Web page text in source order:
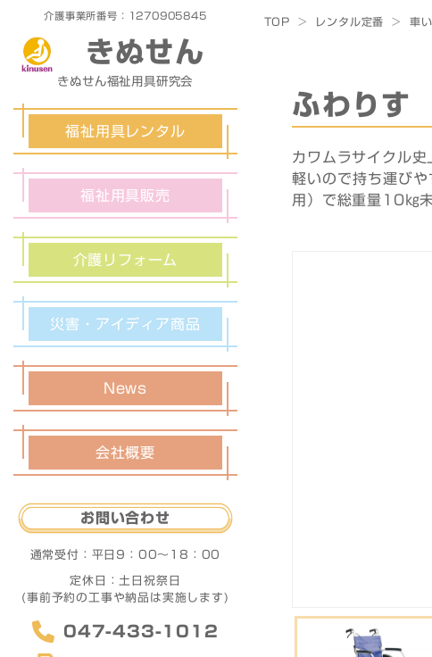
介護事業所番号：1270905845
きぬせん
きぬせん福祉用具研究会
福祉用具レンタル
福祉用具販売
介護リフォーム
災害・アイディア商品
News
会社概要
お問い合わせ
通常受付： 平日9：00〜18：00
定休日：土日祝祭日
(事前予約の工事や納品は実施します)
047-433-1012
TOP > レンタル定番 > 車
ふわりす
カワムラサイクル史
軽いので持ち運び
用）で総重量10㎏